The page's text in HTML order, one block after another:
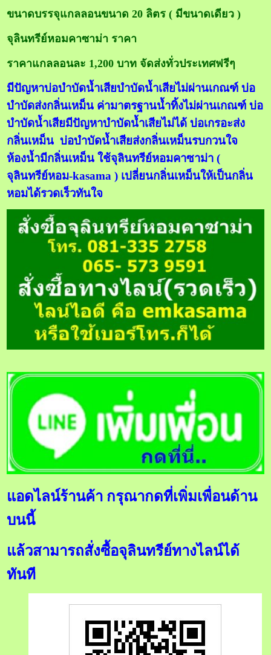
ขนาดบรรจุแกลลอนขนาด 20 ลิตร ( มีขนาดเดียว )
จุลินทรีย์หอมคาซาม่า ราคา
ราคาแกลลอนละ 1,200 บาท จัดส่งทั่วประเทศฟรีๆ
มีปัญหาบ่อบำบัดน้ำเสียบำบัดน้ำเสียไม่ผ่านเกณฑ์ บ่อ
บำบัดส่งกลิ่นเหม็น ค่ามาตรฐานน้ำทิ้งไม่ผ่านเกณฑ์ บ่อ
บำบัดน้ำเสียมีปัญหาบำบัดน้ำเสียไม่ได้บ่อเกรอะส่ง
กลิ่นเหม็น บ่อบำบัดน้ำเสียส่งกลิ่นเหม็นรบกวนใจ
ห้องน้ำมีกลิ่นเหม็น ใช้จุลินทรีย์หอมคาซาม่า (
จุลินทรีย์หอม-kasama ) เปลี่ยนกลิ่นเหม็นให้เป็นกลิ่น
หอมได้รวดเร็วทันใจ
แอดไลน์ร้านค้า กรุณากดที่เพิ่มเพื่อนด้าน
บนนี้
แล้วสามารถสั่งซื้อจุลินทรีย์ทางไลน์ได้
ทันที